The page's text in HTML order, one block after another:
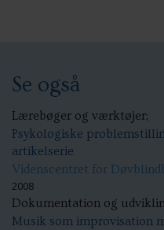
Se også
Lærebøger og værktøjer;
Psykologiske
artikelserie
Videnscentret for
2008
Dokumentation og
Musik som improvisation